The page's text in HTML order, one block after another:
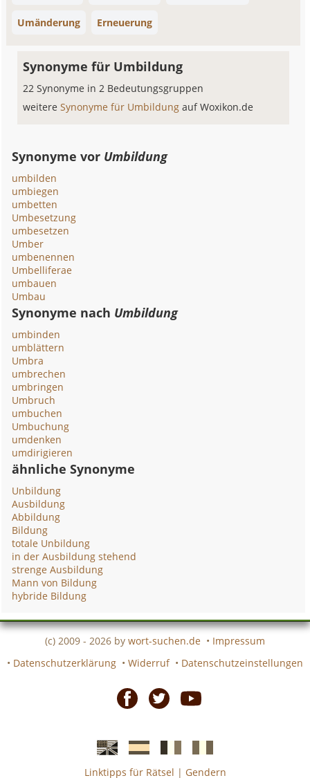
Umänderung Erneuerung
Synonyme für Umbildung
22 Synonyme in 2 Bedeutungsgruppen
weitereSynonyme für Umbildungauf Woxikon.de
Synonyme vor Umbildung
umbilden
umbiegen
umbetten
Umbesetzung
umbesetzen
Umber
umbenennen
Umbelliferae
umbauen
Umbau
Synonyme nach Umbildung
umbinden
umblättern
Umbra
umbrechen
umbringen
Umbruch
umbuchen
Umbuchung
umdenken
umdirigieren
ähnliche Synonyme
Unbildung
Ausbildung
Abbildung
Bildung
totale Unbildung
in der Ausbildung stehend
strenge Ausbildung
Mann von Bildung
hybride Bildung
(c) 2009 - 2026 by wort-suchen.de • Impressum
• Datenschutzerklärung • Widerruf • Datenschutzeinstellungen
Linktipps für Rätsel | Gendern